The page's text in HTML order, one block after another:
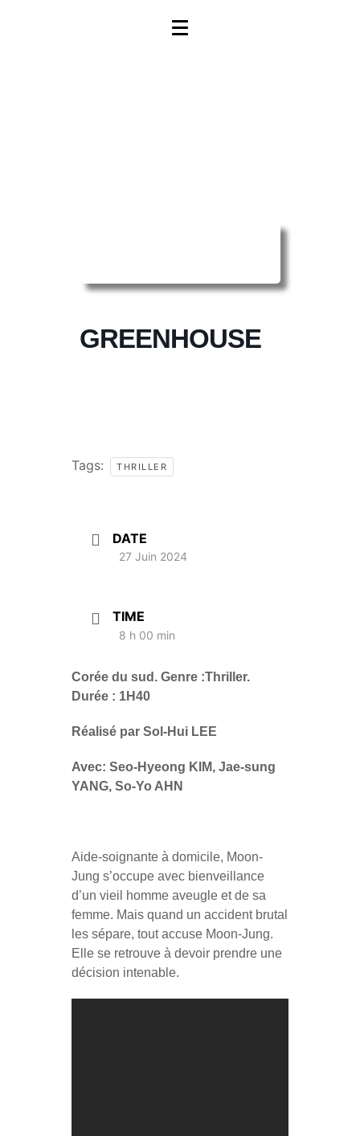
GREENHOUSE
Tags: THRILLER
DATE
27 Juin 2024
TIME
8 h 00 min
Corée du sud. Genre :Thriller.
Durée : 1H40
Réalisé par Sol-Hui LEE
Avec: Seo-Hyeong KIM, Jae-sung
YANG, So-Yo AHN
Aide-soignante à domicile, Moon-
Jung s’occupe avec bienveillance
d’un vieil homme aveugle et de sa
femme. Mais quand un accident brutal
les sépare, tout accuse Moon-Jung.
Elle se retrouve à devoir prendre une
décision intenable.